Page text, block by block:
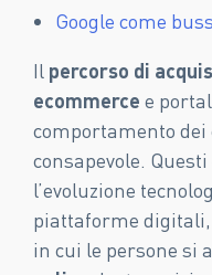
Google come
Il percorso di
ecommerce e
comportamento
consapevole.
l’evoluzione
piattaforme
in cui le persone si